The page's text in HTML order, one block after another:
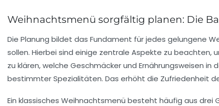
Weihnachtsmenü sorgfältig planen: Die
Die Planung bildet das Fundament für jedes gelungene
sollen. Hierbei sind einige zentrale Aspekte zu
zu klären, welche Geschmäcker und Ernährungsweisen
bestimmter Spezialitäten. Das erhöht die Zufriedenheit
Ein klassisches Weihnachtsmenü besteht häufig aus